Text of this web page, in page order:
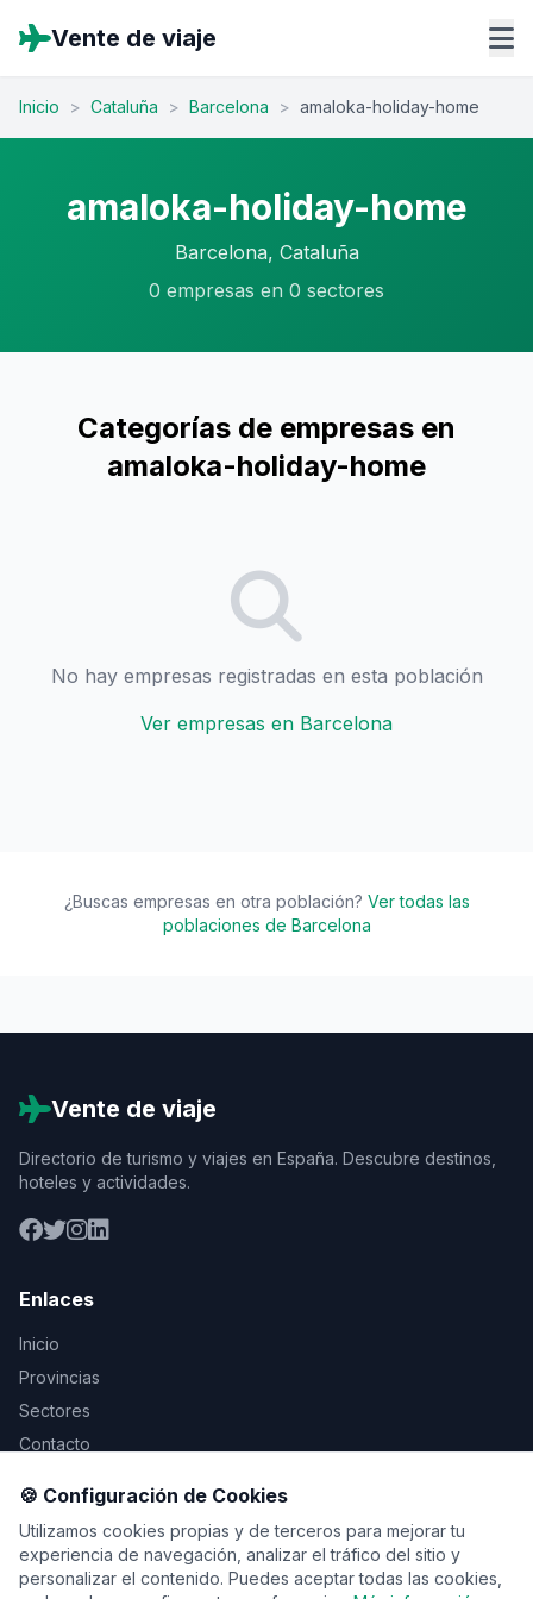
Vente de viaje
Inicio > Cataluña > Barcelona > amaloka-holiday-home
amaloka-holiday-home
Barcelona, Cataluña
0 empresas en 0 sectores
Categorías de empresas en
amaloka-holiday-home
No hay empresas registradas en esta población
Ver empresas en Barcelona
¿Buscas empresas en otra población? Ver todas las
poblaciones de Barcelona
Vente de viaje
Directorio de turismo y viajes en España. Descubre destinos,
hoteles y actividades.
Enlaces
Inicio
Provincias
Sectores
Contacto
Legal
Aviso Legal
Privacidad
🍪 Configuración de Cookies
Utilizamos cookies propias y de terceros para mejorar tu
experiencia de navegación, analizar el tráfico del sitio y
personalizar el contenido. Puedes aceptar todas las cookies,